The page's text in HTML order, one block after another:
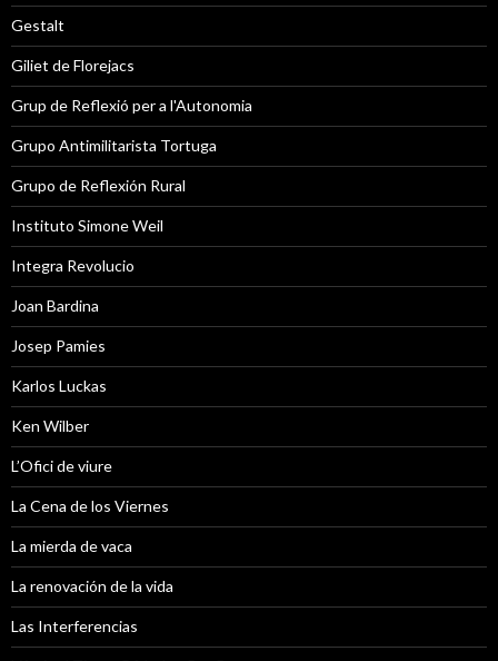
Gestalt
Giliet de Florejacs
Grup de Reflexió per a l'Autonomia
Grupo Antimilitarista Tortuga
Grupo de Reflexión Rural
Instituto Simone Weil
Integra Revolucio
Joan Bardina
Josep Pamies
Karlos Luckas
Ken Wilber
L’Ofici de viure
La Cena de los Viernes
La mierda de vaca
La renovación de la vida
Las Interferencias